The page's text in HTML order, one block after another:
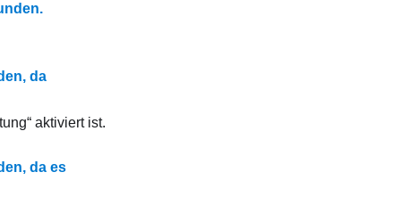
da
aktiviert ist.
da es